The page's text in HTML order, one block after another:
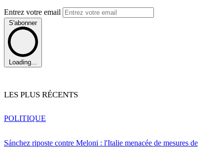
Entrez votre email
S'abonner
Loading...
LES PLUS RÉCENTS
Sánchez riposte contre Meloni : l'Italie menacée de mesures de
POLITIQUE